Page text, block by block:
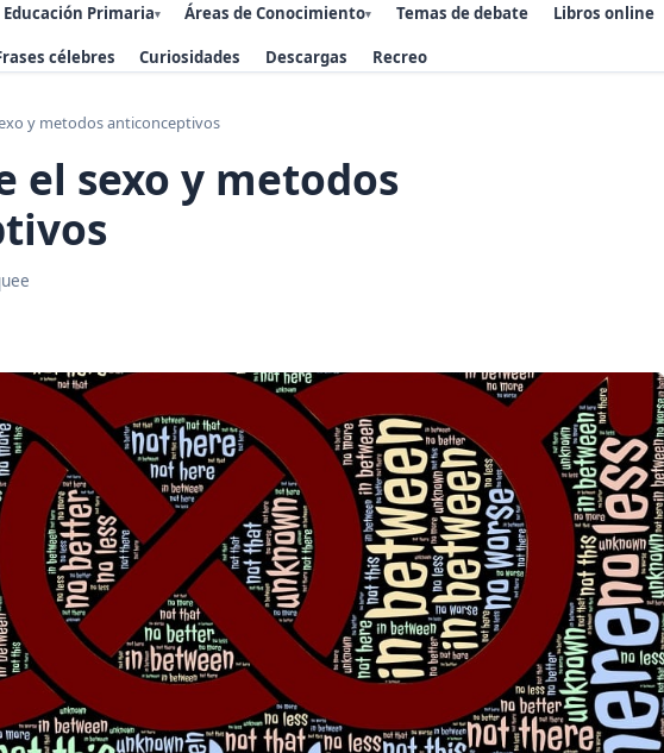
Educación Primaria▾ Áreas de Conocimiento▾ Temas de debate Libros online
célebres Curiosidades Descargas Recreo
y metodos anticonceptivos
el sexo y metodos